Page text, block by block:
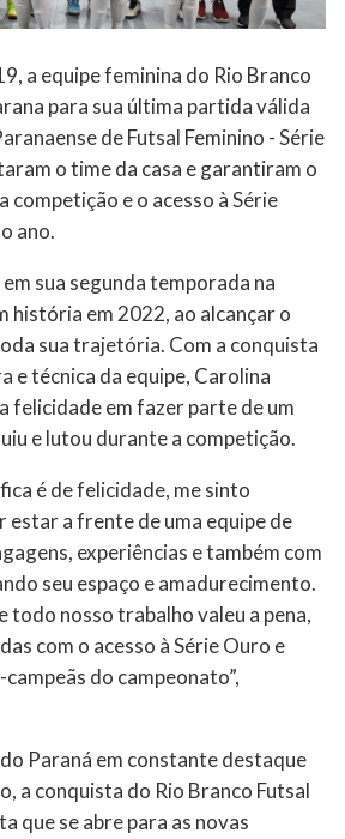
a equipe feminina do Rio Branco
para sua última partida válida
de Futsal Feminino - Série
o time da casa e garantiram o
competição e o acesso à Série
ano.
sua segunda temporada na
história em 2022, ao alcançar o
sua trajetória. Com a conquista
e técnica da equipe, Carolina
felicidade em fazer parte de um
e lutou durante a competição.
é de felicidade, me sinto
estar a frente de uma equipe de
experiências e também com
seu espaço e amadurecimento.
todo nosso trabalho valeu a pena,
com o acesso à Série Ouro e
do campeonato”,
Paraná em constante destaque
a conquista do Rio Branco Futsal
que se abre para as novas